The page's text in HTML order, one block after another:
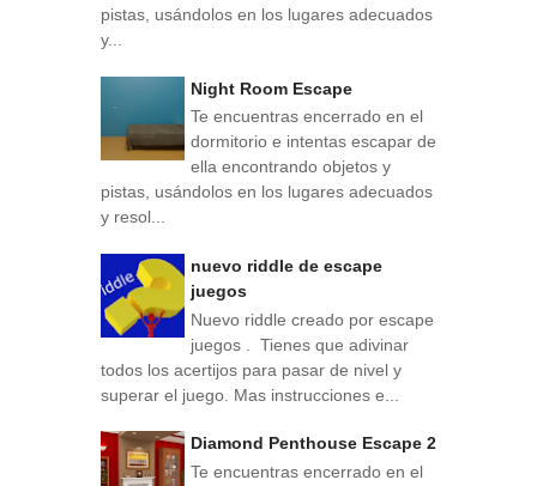
pistas, usándolos en los lugares adecuados
y...
Night Room Escape
Te encuentras encerrado en el
dormitorio e intentas escapar de
ella encontrando objetos y
pistas, usándolos en los lugares adecuados
y resol...
nuevo riddle de escape
juegos
Nuevo riddle creado por escape
juegos . Tienes que adivinar
todos los acertijos para pasar de nivel y
superar el juego. Mas instrucciones e...
Diamond Penthouse Escape 2
Te encuentras encerrado en el